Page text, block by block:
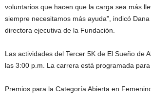
voluntarios que hacen que la carga sea más
siempre necesitamos más ayuda”, indicó Dana
directora ejecutiva de la Fundación.
Las actividades del Tercer 5K de El Sueño de
las 3:00 p.m. La carrera está programada para
Premios para la Categoría Abierta en